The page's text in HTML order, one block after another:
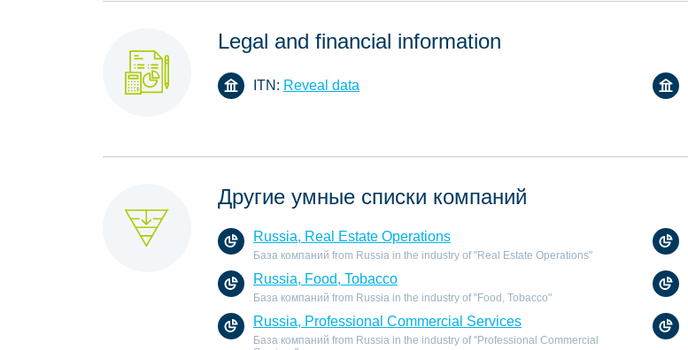
Legal and financial information
ITN: Reveal data
Другие умные списки компаний
Russia, Real Estate Operations
База компаний from Russia in the industry of "Real Estate Operations"
Russia, Food, Tobacco
База компаний from Russia in the industry of "Food, Tobacco"
Russia, Professional Commercial Services
База компаний from Russia in the industry of "Professional Commercial